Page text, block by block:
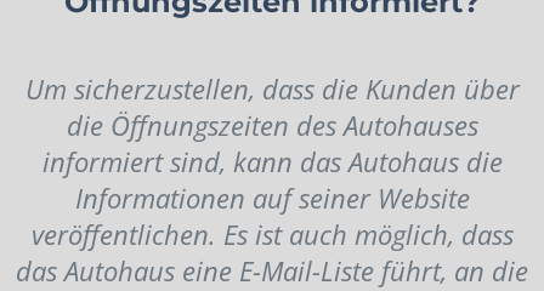
Um sicherzustellen, dass die Kunden über
die Öffnungszeiten des Autohauses
informiert sind, kann das Autohaus die
Informationen auf seiner Website
veröffentlichen. Es ist auch möglich, dass
das Autohaus eine E-Mail-Liste führt, an die